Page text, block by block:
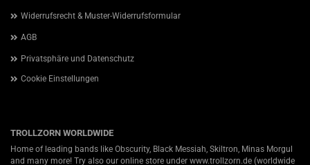
Widerrufsrecht & Muster-Widerrufsformular
AGB
Privatsphäre und Datenschutz
Cookie Einstellungen
TROLLZORN WORLDWIDE
Home of leading bands like Obscurity, Black Messiah, Skiltron, Minas Morgul
and many more! Try also our online store under www.trollzorn.de (worldwide